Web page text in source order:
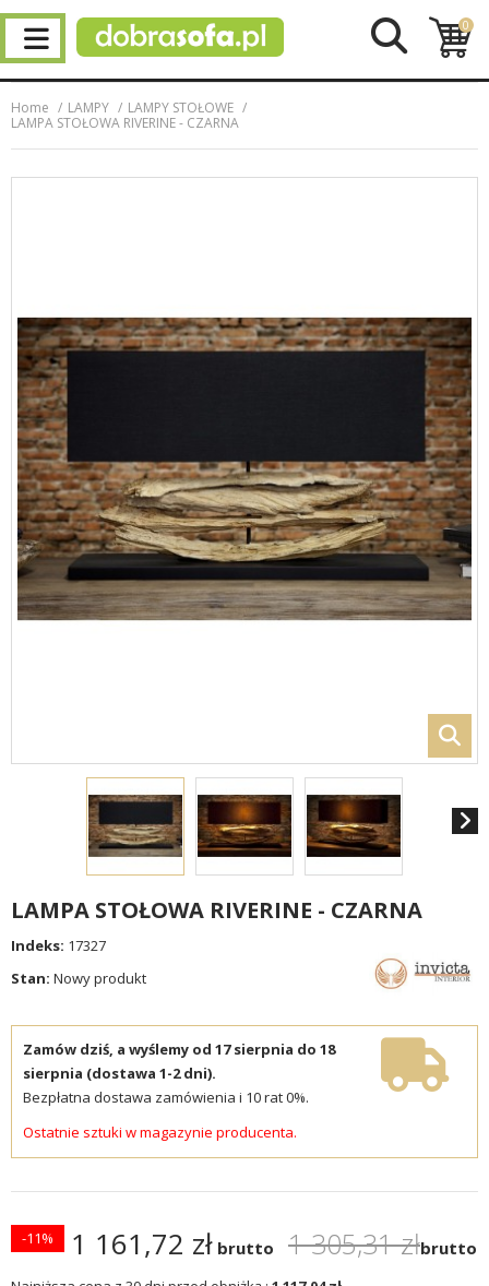
0
Home LAMPY
LAMPY STOŁOWE
LAMPA STOŁOWA RIVERINE - CZARNA
LAMPA STOŁOWA RIVERINE - CZARNA
Indeks: 17327
Stan: Nowy produkt
Zamów dziś, a wyślemy od 17 sierpnia do 18
sierpnia (dostawa 1-2 dni).
Bezpłatna dostawa zamówienia i 10 rat 0%.
Ostatnie sztuki w magazynie producenta.
1 161,72 zł brutto 1 305,31 złbrutto
-11%